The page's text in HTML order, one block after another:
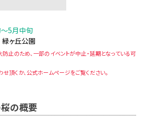
5月中旬
ヶ丘公園
止のため、一部のイベントが中止・延期となっている可
頂くか、公式ホームページをご覧ください。
の概要